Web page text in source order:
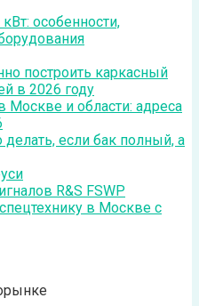
особенности,
построить каркасный
в 2026 году
Москве и области: адреса
если бак полный, а
R&S FSWP
в Москве с